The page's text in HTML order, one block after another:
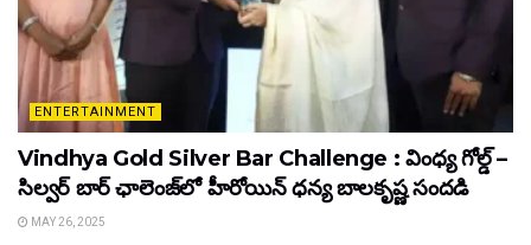
ENTERTAINMENT
Vindhya Gold Silver Bar Challenge : వింధ్య గోల్డ్ –
సిల్వర్ బార్ ఛాలెంజ్‌లో హీరోయిన్ ధ‌న్య బాల‌కృష్ణ‌ సందడి
MAY 26, 2025